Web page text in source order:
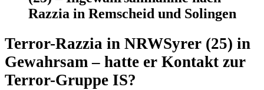
Razzia in Remscheid und Solingen
Terror-Razzia in NRWSyrer (25) in
Gewahrsam – hatte er Kontakt zur
Terror-Gruppe IS?